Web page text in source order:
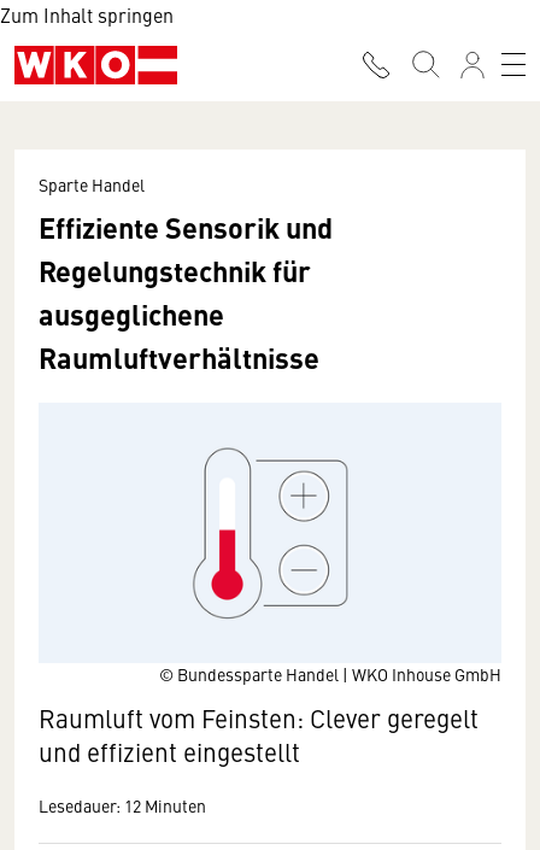
Zum Inhalt springen
© Bundessparte Handel | WKO Inhouse GmbH
Sparte Handel
Effiziente Sensorik und
Regelungstechnik für
ausgeglichene
Raumluftverhältnisse
Raumluft vom Feinsten: Clever geregelt
und effizient eingestellt
Lesedauer: 12 Minuten